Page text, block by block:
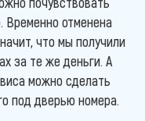
Временно отменена
что мы получили
за те же деньги. А
можно сделать
под дверью номера.